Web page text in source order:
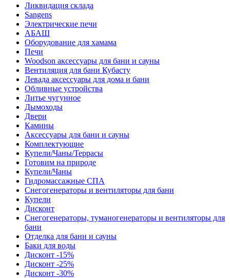
Ликвидация склада
Sangens
Электрические печи
АБАШ
Оборудование для хамама
Печи
Woodson аксессуары для бани и сауны
Вентиляция для бани Кубасту
Левада аксессуары для дома и бани
Обливные устройства
Литье чугунное
Дымоходы
Двери
Камины
Аксессуары для бани и сауны
Комплектующие
Купели/Чаны/Террасы
Готовим на природе
Купели/Чаны
Гидромассажные СПА
Снегогенераторы и вентиляторы для бани
Купели
Дисконт
Снегогенераторы, туманогенераторы и вентиляторы для
бани
Отделка для бани и сауны
Баки для воды
Дисконт -15%
Дисконт -25%
Дисконт -30%